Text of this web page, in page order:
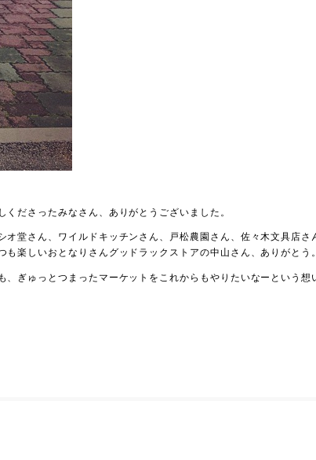
ださったみなさん、ありがとうございました。
堂さん、ワイルドキッチンさん、戸松農園さん、佐々木文具店
楽しいおとなりさんグッドラックストアの中山さん、ありがとう。
ぎゅっとつまったマーケットをこれからもやりたいなーという想